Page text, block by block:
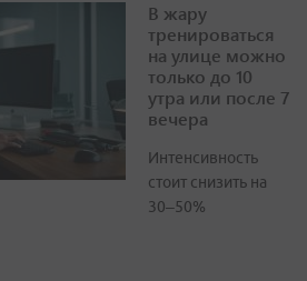
В жару
тренироваться
на улице можно
только до 10
утра или после 7
вечера
Интенсивность
стоит снизить на
30–50%